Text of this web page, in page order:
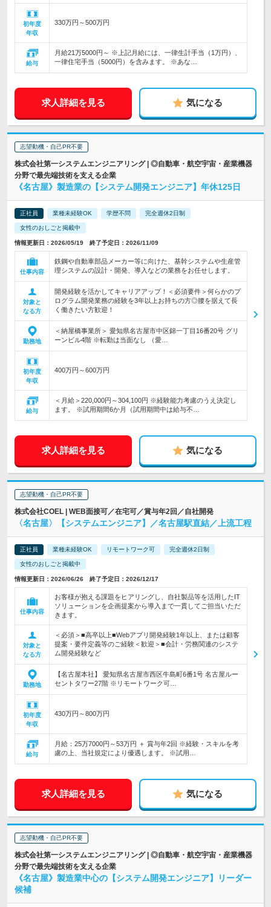
初年度
年収
330万円～500万円
給与
月給21万5000円～ ※上記月給には、一律生計手当（1万円）、
一律住宅手当（5000円）を含みます。 ※あな…
求人詳細を見る 気になる
志望動機・自己PR不要
株式会社第一システムエンジニアリング | ◎自動車・航空宇宙・産業機器
分野で最先端技術を支える企業
《名古屋》製造業の【システム開発エンジニア】年休125日
正社員 業種未経験OK 学歴不問 完全週休2日制
女性のおしごと掲載中
情報更新日：2026/05/19 終了予定日：2026/11/09
仕事内容
鉄鋼や自動車部品メーカー等に向けた、基幹システムや生産管
理システムの設計・開発、導入などの業務をお任せします。
対象と
なる方
開発経験を活かしてキャリアアップ！＜必須要件＞何らかのプ
ログラム開発業務の経験を3年以上お持ちの方◎腰を据えて長
く働きたい方歓迎！
勤務地
＜納屋橋事業所＞ 愛知県名古屋市中区錦一丁目16番20号 グリ
ーンビル4階 ※転勤は当面なし （愛…
初年度
年収
400万円～600万円
給与
＜月給＞220,000円～304,100円 ※経験能力考慮のうえ決定し
ます。 ※試用期間6か月（試用期間中は給与不…
求人詳細を見る 気になる
志望動機・自己PR不要
株式会社COEL | WEB面接可／在宅可／賞与年2回／自社開発
〈名古屋〉【システムエンジニア】／名古屋駅直結／上流工程
正社員 業種未経験OK リモートワーク可 完全週休2日制
女性のおしごと掲載中
情報更新日：2026/06/26 終了予定日：2026/12/17
仕事内容
お客様が抱える課題をヒアリングし、自社製品等を活用したIT
ソリューションを企画提案から導入まで一貫してご担当いただ
きます。
対象と
なる方
＜必須＞■高卒以上■Webアプリ開発経験1年以上、または顧客
提案・要件定義等のご経験＜歓迎＞■会計・労務関連のシステ
ム開発経験など
勤務地
【名古屋本社】 愛知県名古屋市西区牛島町6番1号 名古屋ルー
セントタワー27階 ※リモートワーク可…
初年度
年収
430万円～800万円
給与
月給：25万7000円～53万円 ＋ 賞与年2回 ※経験・スキルを考
慮の上、当社規定により優遇します。 ※試用…
求人詳細を見る 気になる
志望動機・自己PR不要
株式会社第一システムエンジニアリング | ◎自動車・航空宇宙・産業機器
分野で最先端技術を支える企業
《名古屋》製造業中心の【システム開発エンジニア】リーダー
候補